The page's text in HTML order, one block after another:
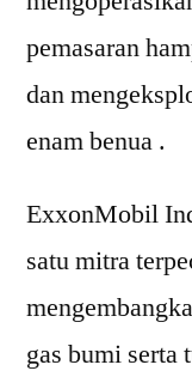
pemasaran
dan
enam benua .
ExxonMobil
satu mitra
gas bumi serta